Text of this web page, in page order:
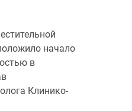
начало
в
Клинико-